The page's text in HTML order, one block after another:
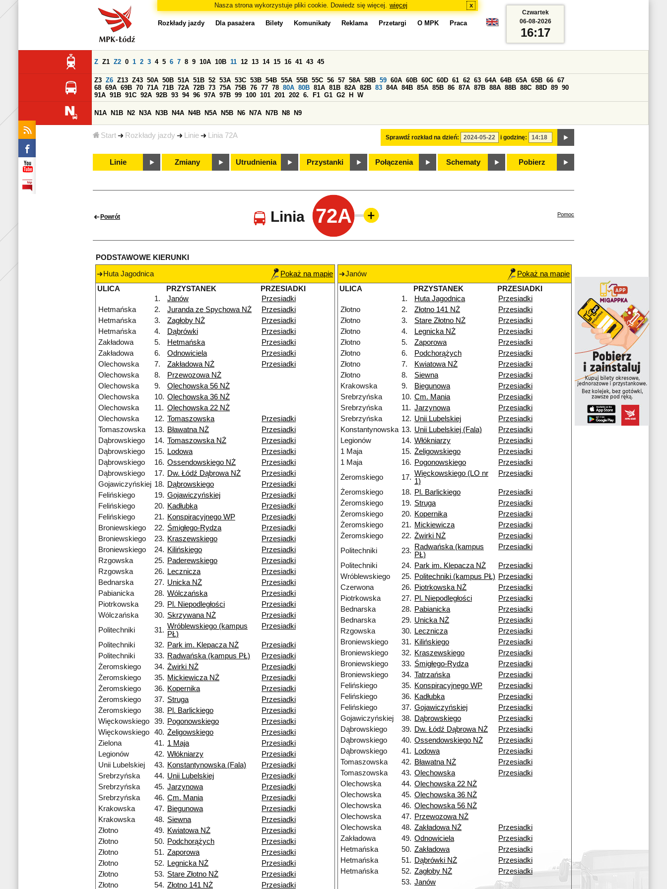
Nasza strona wykorzystuje pliki cookie. Dowiedz się więcej. więcej x
Start Rozkłady jazdy Linie Linia 72A
Rozkłady jazdy Dla pasażera Bilety Komunikaty Reklama Przetargi O MPK Praca
Sprawdź rozkład na dzień: i godzinę:
Z Z1 Z2 0 1 2 3 4 5 6 7 8 9 10A 10B 11 12 13 14 15 16 41 43 45
Z3 Z6 Z13 Z43 50A 50B 51A 51B 52 53A 53C 53B 54B 55A 55B 55C 56 57 58A 58B 59 60A 60B 60C 60D 61 62 63 64A 64B 65A 65B 66 67
68 69A 69B 70 71A 71B 72A 72B 73 75A 75B 76 77 78 80A 80B 81A 81B 82A 82B 83 84A 84B 85A 85B 86 87A 87B 88A 88B 88C 88D 89 90
91A 91B 91C 92A 92B 93 94 96 97A 97B 99 100 101 201 202 6. F1 G1 G2 H W
N1A N1B N2 N3A N3B N4A N4B N5A N5B N6 N7A N7B N8 N9
Linie Zmiany Utrudnienia Przystanki Połączenia Schematy Pobierz
Czwartek
06-08-2026
16:17
Powrót Linia 72A Pomoc
PODSTAWOWE KIERUNKI
Huta Jagodnica
Pokaż na mapie
ULICA
PRZYSTANEK
PRZESIADKI
1.
Janów
Przesiadki
Hetmańska
2. Juranda ze Spychowa NŻ
Przesiadki
Hetmańska
3. Zagłoby NŻ
Przesiadki
Hetmańska
4. Dąbrówki
Przesiadki
Zakładowa
5. Hetmańska
Przesiadki
Zakładowa
6. Odnowiciela
Przesiadki
Olechowska
7. Zakładowa NŻ
Przesiadki
Olechowska
8.
Przewozowa NŻ
Olechowska
9.
Olechowska 56 NŻ
Olechowska
10. Olechowska 36 NŻ
Olechowska
11. Olechowska 22 NŻ
Olechowska
12. Tomaszowska
Przesiadki
Tomaszowska
13. Bławatna NŻ
Przesiadki
Dąbrowskiego
14. Tomaszowska NŻ
Przesiadki
Dąbrowskiego
15. Lodowa
Przesiadki
Dąbrowskiego
16. Ossendowskiego NŻ
Przesiadki
Dąbrowskiego
17. Dw. Łódź Dąbrowa NŻ
Przesiadki
Gojawiczyńskiej 18. Dąbrowskiego
Przesiadki
Felińskiego
19. Gojawiczyńskiej
Przesiadki
Felińskiego
20. Kadłubka
Przesiadki
Felińskiego
21. Konspiracyjnego WP
Przesiadki
Broniewskiego
22. Śmigłego-Rydza
Przesiadki
Broniewskiego
23. Kraszewskiego
Przesiadki
Broniewskiego
24. Kilińskiego
Przesiadki
Rzgowska
25. Paderewskiego
Przesiadki
Rzgowska
26. Lecznicza
Przesiadki
Bednarska
27. Unicka NŻ
Przesiadki
Pabianicka
28. Wólczańska
Przesiadki
Piotrkowska
29. Pl. Niepodległości
Przesiadki
Wólczańska
30. Skrzywana NŻ
Przesiadki
Politechniki
31. Wróblewskiego (kampus
PŁ)
Przesiadki
Politechniki 32. Park im. Klepacza NŻ
Przesiadki
Politechniki
33. Radwańska (kampus PŁ)
Przesiadki
Żeromskiego
34. Żwirki NŻ
Przesiadki
Żeromskiego
35. Mickiewicza NŻ
Przesiadki
Żeromskiego
36. Kopernika
Przesiadki
Żeromskiego
37. Struga
Przesiadki
Żeromskiego
38. Pl. Barlickiego
Przesiadki
Więckowskiego
39. Pogonowskiego
Przesiadki
Więckowskiego
40. Żeligowskiego
Przesiadki
Zielona
41. 1 Maja
Przesiadki
Legionów
42. Włókniarzy
Przesiadki
Unii Lubelskiej
43. Konstantynowska (Fala)
Przesiadki
Srebrzyńska
44. Unii Lubelskiej
Przesiadki
Srebrzyńska
45. Jarzynowa
Przesiadki
Srebrzyńska
46. Cm. Mania
Przesiadki
Krakowska
47. Biegunowa
Przesiadki
Krakowska
48. Siewna
Przesiadki
Złotno
49. Kwiatowa NŻ
Przesiadki
Złotno
50. Podchorążych
Przesiadki
Złotno
51. Zaporowa
Przesiadki
Złotno
52. Legnicka NŻ
Przesiadki
Złotno
53. Stare Złotno NŻ
Przesiadki
Złotno
54. Złotno 141 NŻ Przesiadki
Janów
Pokaż na mapie
ULICA
PRZYSTANEK
PRZESIADKI
1.
Huta Jagodnica
Przesiadki
Złotno
2. Złotno 141 NŻ
Przesiadki
Złotno
3. Stare Złotno NŻ
Przesiadki
Złotno
4. Legnicka NŻ
Przesiadki
Złotno
5. Zaporowa
Przesiadki
Złotno
6. Podchorążych
Przesiadki
Złotno
7. Kwiatowa NŻ
Przesiadki
Złotno
8. Siewna
Przesiadki
Krakowska
9. Biegunowa
Przesiadki
Srebrzyńska
10. Cm. Mania
Przesiadki
Srebrzyńska
11. Jarzynowa
Przesiadki
Srebrzyńska
12. Unii Lubelskiej
Przesiadki
Konstantynowska 13. Unii Lubelskiej (Fala)
Przesiadki
Legionów
14. Włókniarzy
Przesiadki
1 Maja
15. Żeligowskiego
Przesiadki
1 Maja
16. Pogonowskiego
Przesiadki
Żeromskiego
17. Więckowskiego (LO nr
1)
Przesiadki
Żeromskiego 18. Pl. Barlickiego
Przesiadki
Żeromskiego
19. Struga
Przesiadki
Żeromskiego
20. Kopernika
Przesiadki
Żeromskiego
21. Mickiewicza
Przesiadki
Żeromskiego
22. Żwirki NŻ
Przesiadki
Politechniki
23. Radwańska (kampus
PŁ)
Przesiadki
Politechniki 24. Park im. Klepacza NŻ
Przesiadki
Wróblewskiego
25. Politechniki (kampus PŁ) Przesiadki
Czerwona
26. Piotrkowska NŻ
Przesiadki
Piotrkowska
27. Pl. Niepodległości
Przesiadki
Bednarska
28. Pabianicka
Przesiadki
Bednarska
29. Unicka NŻ
Przesiadki
Rzgowska
30. Lecznicza
Przesiadki
Broniewskiego
31. Kilińskiego
Przesiadki
Broniewskiego
32. Kraszewskiego
Przesiadki
Broniewskiego
33. Śmigłego-Rydza
Przesiadki
Broniewskiego
34. Tatrzańska
Przesiadki
Felińskiego
35. Konspiracyjnego WP
Przesiadki
Felińskiego
36. Kadłubka
Przesiadki
Felińskiego
37. Gojawiczyńskiej
Przesiadki
Gojawiczyńskiej
38. Dąbrowskiego
Przesiadki
Dąbrowskiego
39. Dw. Łódź Dąbrowa NŻ
Przesiadki
Dąbrowskiego
40. Ossendowskiego NŻ
Przesiadki
Dąbrowskiego
41. Lodowa
Przesiadki
Tomaszowska
42. Bławatna NŻ
Przesiadki
Tomaszowska
43. Olechowska
Przesiadki
Olechowska
44. Olechowska 22 NŻ
Olechowska
45. Olechowska 36 NŻ
Olechowska
46. Olechowska 56 NŻ
Olechowska
47. Przewozowa NŻ
Olechowska
48. Zakładowa NŻ
Przesiadki
Zakładowa
49. Odnowiciela
Przesiadki
Hetmańska
50. Zakładowa
Przesiadki
Hetmańska
51. Dąbrówki NŻ
Przesiadki
Hetmańska
52. Zagłoby NŻ
Przesiadki
53. Janów